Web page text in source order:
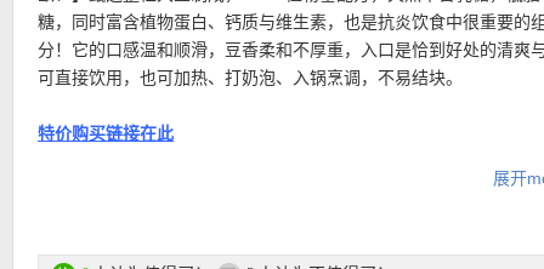
糖，同时富含植物蛋白、钙质与维生素，也是抗炎饮食中很重要的
分！它的口感温和顺滑，豆香柔和不厚重，入口是恰到好处的清爽
可直接饮用，也可加热、打奶泡、入锅烹调，不易结块。
特价购买链接在此
展开